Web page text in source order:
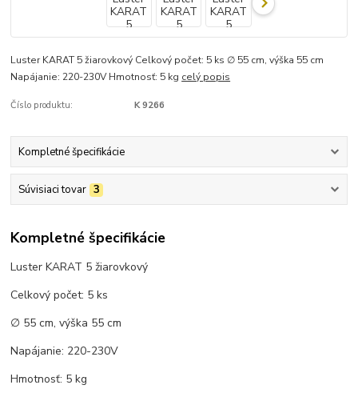
Luster KARAT 5 žiarovkový Celkový počet: 5 ks ∅ 55 cm, výška 55 cm
Napájanie: 220-230V Hmotnosť: 5 kg celý popis
Číslo produktu: K 9266
Kompletné špecifikácie
Súvisiaci tovar 3
Kompletné špecifikácie
Luster KARAT 5 žiarovkový
Celkový počet: 5 ks
∅ 55 cm, výška 55 cm
Napájanie: 220-230V
Hmotnosť: 5 kg